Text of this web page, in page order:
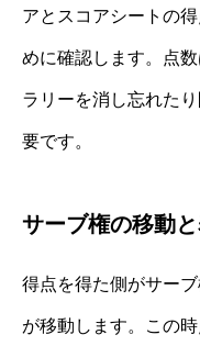
アとスコアシートの
めに確認します。点
ラリーを消し忘れた
要です。
サーブ権の移動
得点を得た側がサー
が移動します。この